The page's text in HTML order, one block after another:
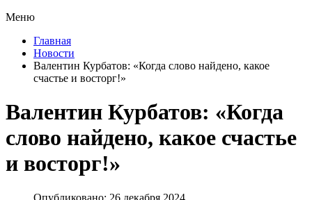
Меню
Главная
Новости
Валентин Курбатов: «Когда слово найдено, какое
счастье и восторг!»
Валентин Курбатов: «Когда
слово найдено, какое счастье
и восторг!»
Опубликовано: 26 декабря 2024